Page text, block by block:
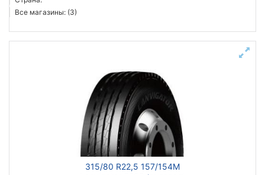
Все магазины: (3)
315/80 R22,5 157/154M